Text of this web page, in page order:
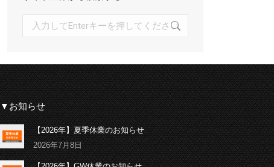
▼お知らせ
【2026年】夏季休業のお知らせ
2026年7月8日